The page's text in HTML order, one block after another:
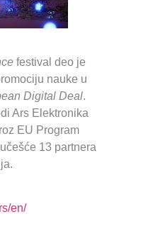
festival deo je
nauke u
Digital Deal.
Ars Elektronika
EU Program
13 partnera
en/